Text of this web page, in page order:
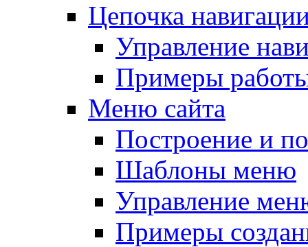
Цепочка
Управление
Примеры
Меню сайта
Построение и
Шаблоны меню
Управление
Примеры